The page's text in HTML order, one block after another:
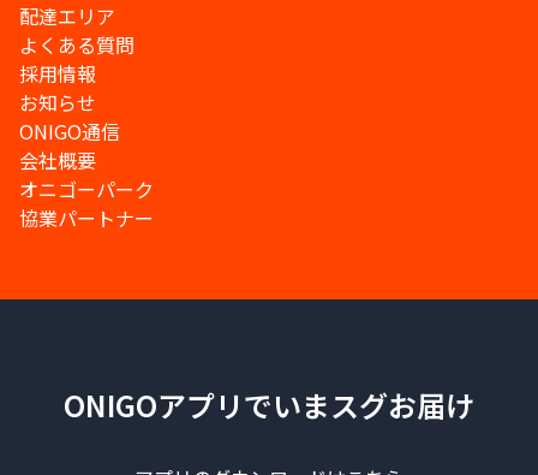
配達エリア
よくある質問
採用情報
お知らせ
ONIGO通信
会社概要
オニゴーパーク
協業パートナー
ONIGOアプリでいまスグお届け